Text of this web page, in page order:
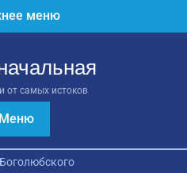
меню
от самых истоков
Меню